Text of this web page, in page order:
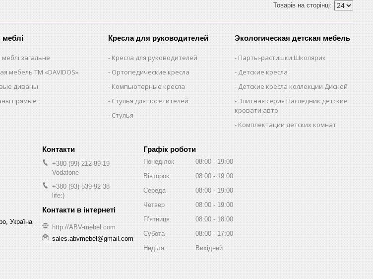
меблі
меблі загальне
мебель ТМ «DAVIDOS»
диваны
прямые
Кресла для руководителей
Кресла для руководителей
Ортопедические кресла
Компьютерные кресла
Стулья для посетителей
Стулья
Экологическая детская мебель
Парты-растишки Школярик
Детские кресла
Детские кресла коллекции Дисней
Элитная серия Наследник детские
кровати авто
Комплектации детских комнат
Україна
+380 (99) 212-89-19
Vodafone
+380 (93) 539-92-38
life:)
http://ABV-mebel.com
sales.abvmebel@gmail.com
Графік роботи
Понеділок 08:00
19:00
Вівторок
08:00
19:00
Середа
08:00
19:00
Четвер
08:00
19:00
Пʼятниця
08:00
18:00
Субота
08:00
17:00
Неділя
Вихідний